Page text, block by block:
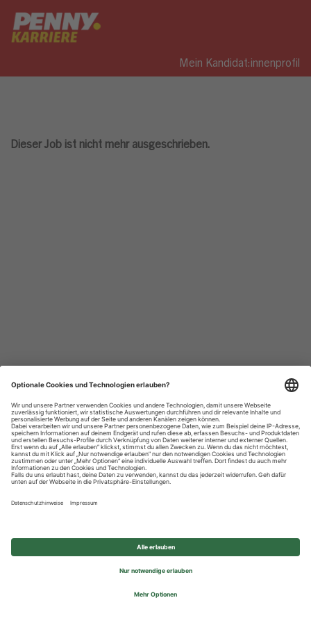
Mein Kandidat:innenprofil
Dieser Job ist nicht mehr ausgeschrieben.
Datenschutzhinweise
Impressum
Privatsphäre-Einstellungen
© 2026 REWE Group - All rights reserved